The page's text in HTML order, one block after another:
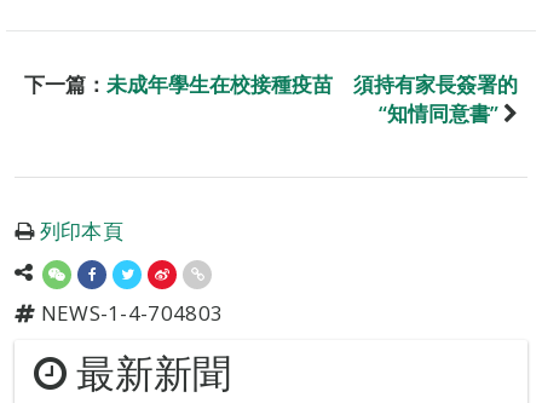
下一篇： 未成年學生在校接種疫苗 須持有家長簽署的
“知情同意書”
列印本頁
NEWS-1-4-704803
最新新聞